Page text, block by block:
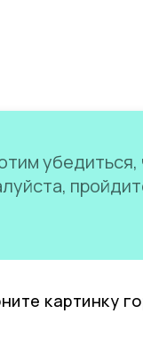
убедиться,
картинку